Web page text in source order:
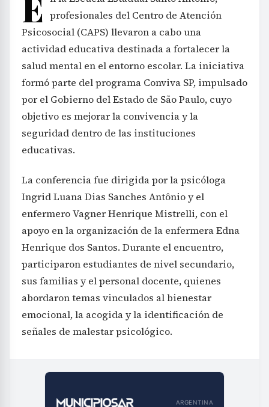
profesionales del Centro de Atención
Psicosocial (CAPS) llevaron a cabo una
actividad educativa destinada a fortalecer la
salud mental en el entorno escolar. La iniciativa
formó parte del programa Conviva SP, impulsado
por el Gobierno del Estado de São Paulo, cuyo
objetivo es mejorar la convivencia y la
seguridad dentro de las instituciones
educativas.
La conferencia fue dirigida por la psicóloga
Ingrid Luana Dias Sanches Antônio y el
enfermero Vagner Henrique Mistrelli, con el
apoyo en la organización de la enfermera Edna
Henrique dos Santos. Durante el encuentro,
participaron estudiantes de nivel secundario,
sus familias y el personal docente, quienes
abordaron temas vinculados al bienestar
emocional, la acogida y la identificación de
señales de malestar psicológico.
ARGENTINA